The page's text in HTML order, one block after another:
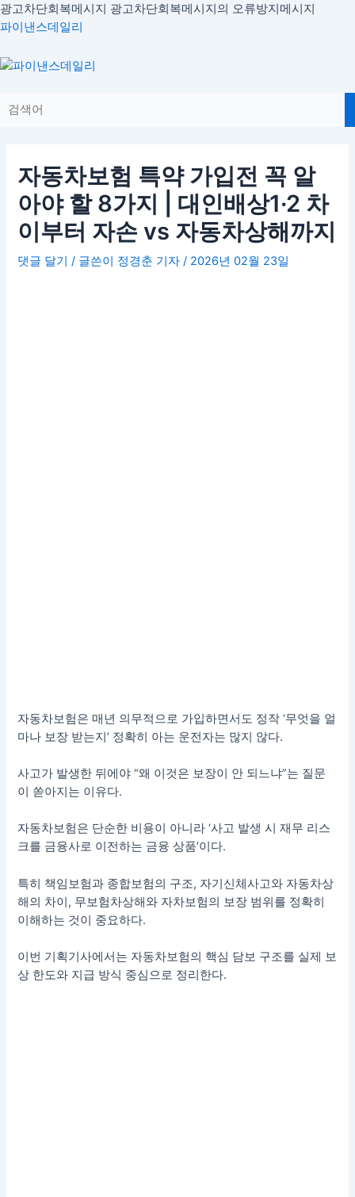
광고차단회복메시지 광고차단회복메시지의 오류방지메시지
파이낸스데일리
자동차보험 특약 가입전 꼭 알
아야 할 8가지 | 대인배상1·2 차
이부터 자손 vs 자동차상해까지
댓글 달기 / 글쓴이 정경춘 기자/ 2026년 02월 23일
자동차보험은 매년 의무적으로 가입하면서도 정작 ‘무엇을 얼
마나 보장 받는지’ 정확히 아는 운전자는 많지 않다.
사고가 발생한 뒤에야 “왜 이것은 보장이 안 되느냐”는 질문
이 쏟아지는 이유다.
자동차보험은 단순한 비용이 아니라 ‘사고 발생 시 재무 리스
크를 금융사로 이전하는 금융 상품’이다.
특히 책임보험과 종합보험의 구조, 자기신체사고와 자동차상
해의 차이, 무보험차상해와 자차보험의 보장 범위를 정확히
이해하는 것이 중요하다.
이번 기획기사에서는 자동차보험의 핵심 담보 구조를 실제 보
상 한도와 지급 방식 중심으로 정리한다.
글
비